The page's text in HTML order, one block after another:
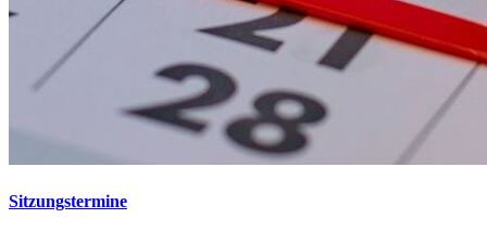
Sitzungstermine